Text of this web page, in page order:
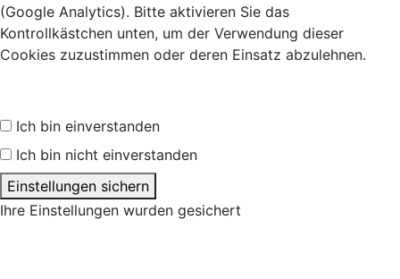
(Google Analytics). Bitte aktivieren Sie das
Kontrollkästchen unten, um der Verwendung dieser
Cookies zuzustimmen oder deren Einsatz abzulehnen.
Ich bin einverstanden
Ich bin nicht einverstanden
Einstellungen sichern
Ihre Einstellungen wurden gesichert